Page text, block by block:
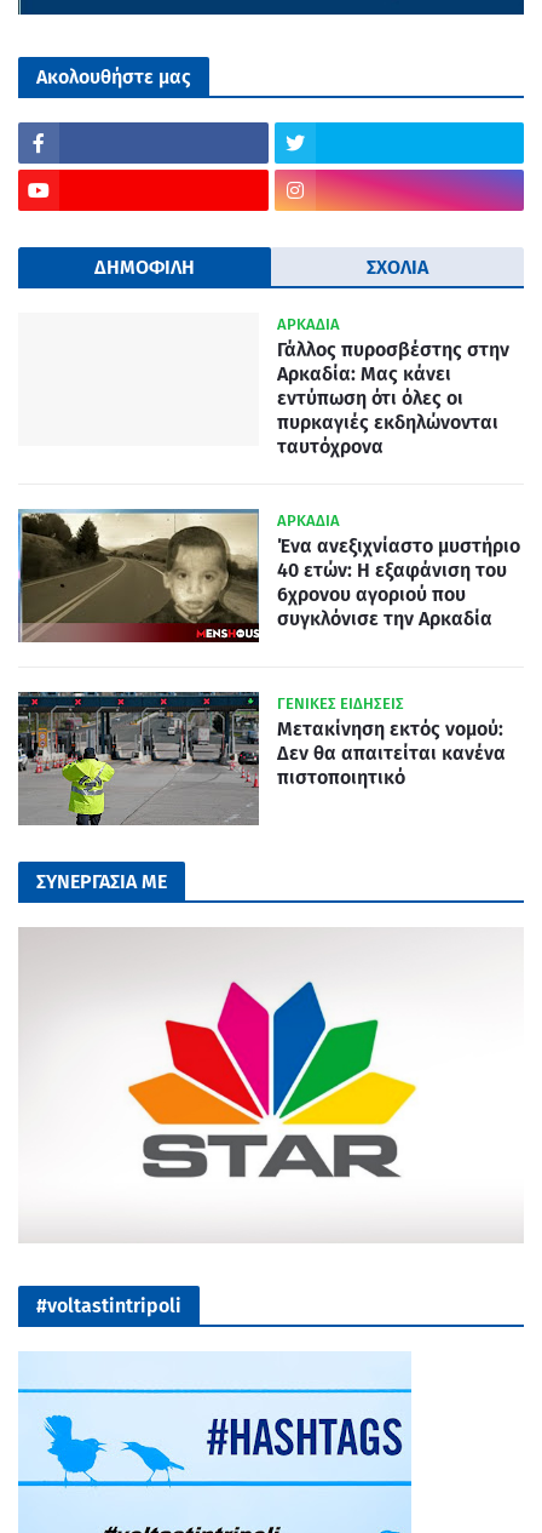
Ακολουθήστε μας
ΔΗΜΟΦΙΛΗ ΣΧΟΛΙΑ
ΑΡΚΑΔΙΑ
Γάλλος πυροσβέστης στην
Αρκαδία: Μας κάνει
εντύπωση ότι όλες οι
πυρκαγιές εκδηλώνονται
ταυτόχρονα
ΑΡΚΑΔΙΑ
Ένα ανεξιχνίαστο μυστήριο
40 ετών: Η εξαφάνιση του
6χρονου αγοριού που
συγκλόνισε την Αρκαδία
ΓΕΝΙΚΕΣ ΕΙΔΗΣΕΙΣ
Μετακίνηση εκτός νομού:
Δεν θα απαιτείται κανένα
πιστοποιητικό
ΣΥΝΕΡΓΑΣΙΑ ΜΕ
#voltastintripoli